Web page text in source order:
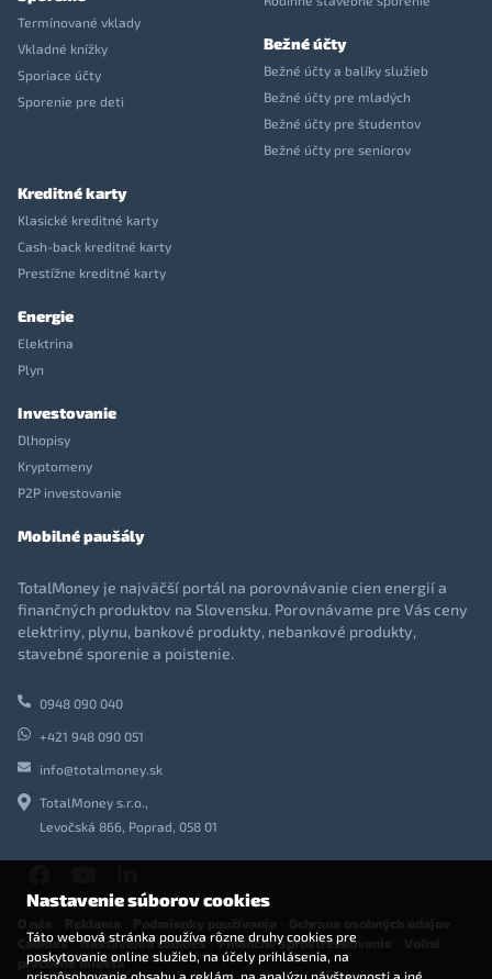
Termínované vklady
Vkladné knížky
Sporiace účty
Sporenie pre deti
Bežné účty
Bežné účty a balíky služieb
Bežné účty pre mladých
Bežné účty pre študentov
Bežné účty pre seniorov
Kreditné karty
Klasické kreditné karty
Cash-back kreditné karty
Prestížne kreditné karty
Energie
Elektrina
Plyn
Investovanie
Dlhopisy
Kryptomeny
P2P investovanie
Mobilné paušály
TotalMoney je najväčší portál na porovnávanie cien energií a
finančných produktov na Slovensku. Porovnávame pre Vás ceny
elektriny, plynu, bankové produkty, nebankové produkty,
stavebné sporenie a poistenie.
0948 090 040
+421 948 090 051
info@totalmoney.sk
TotalMoney s.r.o.,
Levočská 866, Poprad, 058 01
Cookies-Nastavenia cookies -Finančné sprostredkovanie
pracovné miesta
Nastavenie súborov cookies
Táto webová stránka používa rôzne druhy cookies pre
poskytovanie online služieb, na účely prihlásenia, na
prispôsobovanie obsahu a reklám, na analýzu návštevnosti a iné.